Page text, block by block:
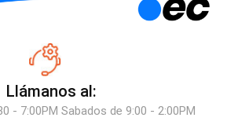
Llámanos al:
- 7:00PM Sabados de 9:00 - 2:00PM